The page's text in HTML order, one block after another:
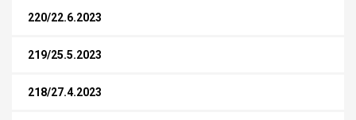
220/22.6.2023
219/25.5.2023
218/27.4.2023